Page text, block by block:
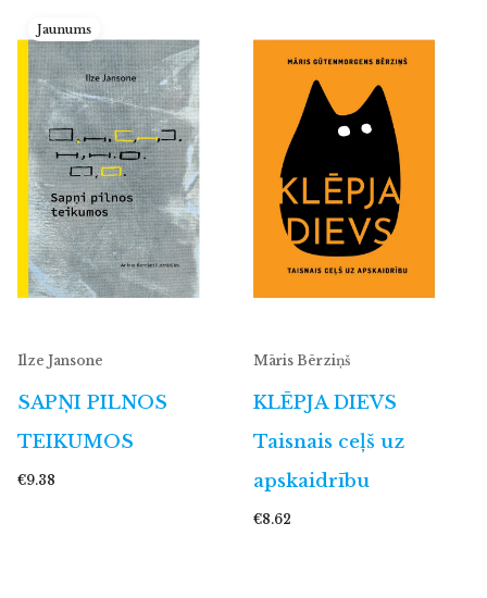
Jaunums
Ilze Jansone
SAPŅI PILNOS
TEIKUMOS
€9.38
Māris Bērziņš
KLĒPJA DIEVS
Taisnais ceļš uz
apskaidrību
€8.62